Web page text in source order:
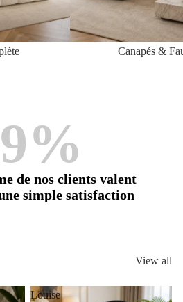
Canapés &
de nos clients valent
simple satisfaction
View all
Louise